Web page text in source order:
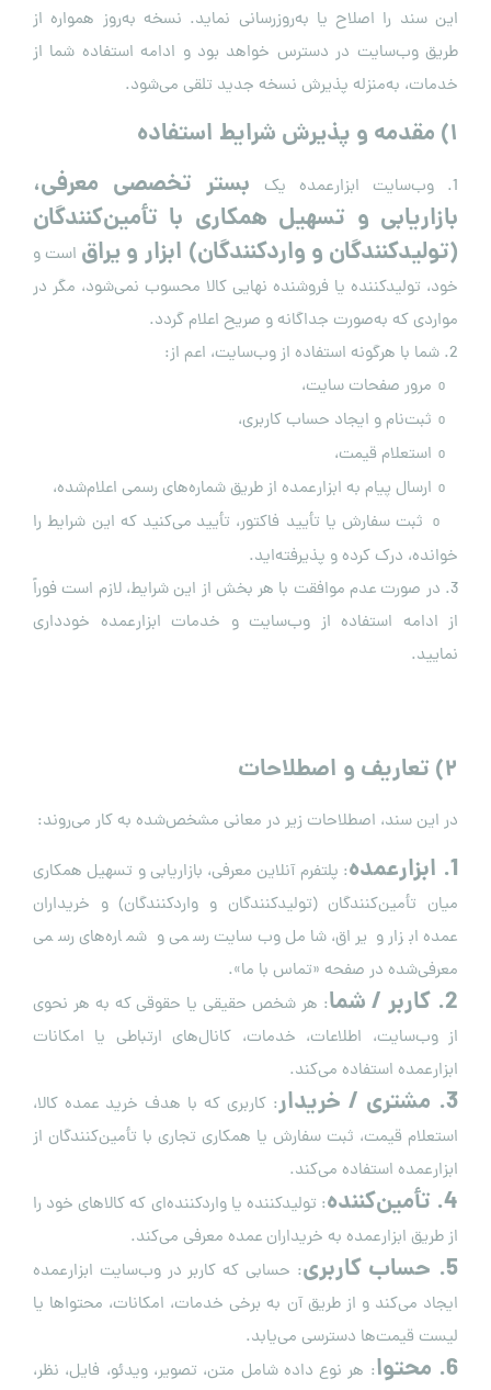
این سند را اصلاح یا به‌روزرسانی نماید. نسخه به‌روز همواره از
طریق وب‌سایت در دسترس خواهد بود و ادامه استفاده شما از
خدمات، به‌منزله پذیرش نسخه جدید تلقی می‌شود.
۱) مقدمه و پذیرش شرایط استفاده
1. وب‌سایت ابزارعمده یک
بستر تخصصی معرفی،
بازاریابی و تسهیل همکاری با تأمین‌کنندگان
(تولیدکنندگان و واردکنندگان) ابزار و یراق است و
خود، تولیدکننده یا فروشنده نهایی کالا محسوب نمی‌شود، مگر در
مواردی که به‌صورت جداگانه و صریح اعلام گردد.
2. شما با هرگونه استفاده از وب‌سایت، اعم از:
مرور صفحات سایت،
ثبت‌نام و ایجاد حساب کاربری،
استعلام قیمت،
ارسال پیام به ابزارعمده از طریق شماره‌های رسمی اعلام‌شده،
o ثبت سفارش یا تأیید فاکتور، تأیید می‌کنید که این شرایط را
خوانده، درک کرده و پذیرفته‌اید.
3. در صورت عدم موافقت با هر بخش از این شرایط، لازم است فوراً
از ادامه استفاده از وب‌سایت و خدمات ابزارعمده خودداری
نمایید.
۲) تعاریف و اصطلاحات
در این سند، اصطلاحات زیر در معانی مشخص‌شده به کار می‌روند:
1. ابزارعمده
: پلتفرم آنلاین معرفی، بازاریابی و تسهیل همکاری
میان تأمین‌کنندگان (تولیدکنندگان و واردکنندگان) و خریداران
عمده ابزار و یراق، شامل وب‌سایت رسمی و شماره‌های رسمی
معرفی‌شده در صفحه «تماس با ما».
2. کاربر / شما
: هر شخص حقیقی یا حقوقی که به هر نحوی
از وب‌سایت، اطلاعات، خدمات، کانال‌های ارتباطی یا امکانات
ابزارعمده استفاده می‌کند.
3. مشتری / خریدار
: کاربری که با هدف خرید عمده کالا،
استعلام قیمت، ثبت سفارش یا همکاری تجاری با تأمین‌کنندگان از
ابزارعمده استفاده می‌کند.
4. تأمین‌کننده
: تولیدکننده یا واردکننده‌ای که کالاهای خود را
از طریق ابزارعمده به خریداران عمده معرفی می‌کند.
5. حساب کاربری
: حسابی که کاربر در وب‌سایت ابزارعمده
ایجاد می‌کند و از طریق آن به برخی خدمات، امکانات، محتواها یا
لیست قیمت‌ها دسترسی می‌یابد.
6. محتوا
: هر نوع داده شامل متن، تصویر، ویدئو، فایل، نظر،